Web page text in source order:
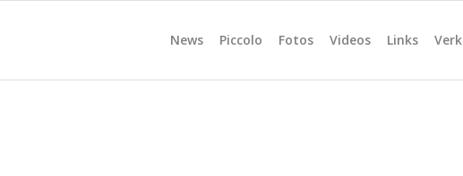
News Piccolo Fotos Videos Links